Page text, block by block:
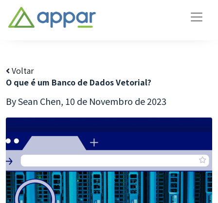
Voltar
O que é um Banco de Dados Vetorial?
By Sean Chen, 10 de Novembro de 2023